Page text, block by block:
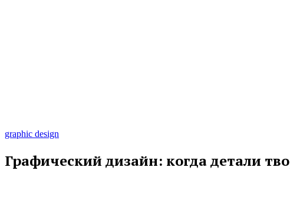
graphic design
Графический дизайн: когда детали